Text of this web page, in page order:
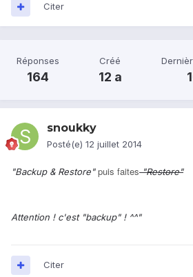
Citer
Réponses
164
Créé
12 a
snoukky
Posté(e) 12 juillet 2014
"Backup & Restore"puis faites"Restore"
Attention ! c'est "backup" ! ^^"
Citer